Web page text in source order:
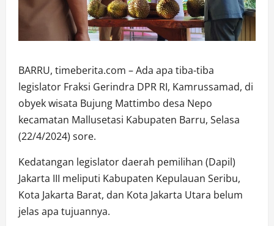
BARRU, timeberita.com – Ada apa tiba-tiba
legislator Fraksi Gerindra DPR RI, Kamrussamad, di
obyek wisata Bujung Mattimbo desa Nepo
kecamatan Mallusetasi Kabupaten Barru, Selasa
(22/4/2024) sore.
Kedatangan legislator daerah pemilihan (Dapil)
Jakarta III meliputi Kabupaten Kepulauan Seribu,
Kota Jakarta Barat, dan Kota Jakarta Utara belum
jelas apa tujuannya.